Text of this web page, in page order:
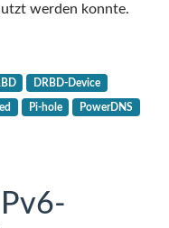
werden konnte.
DRBD-Device
Pi-hole PowerDNS